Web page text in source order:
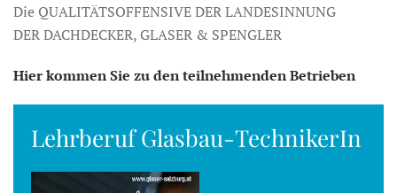
Die QUALITÄTSOFFENSIVE DER LANDESINNUNG
DER DACHDECKER, GLASER & SPENGLER
Hier kommen Sie zu den teilnehmenden Betrieben
Lehrberuf Glasbau-TechnikerIn